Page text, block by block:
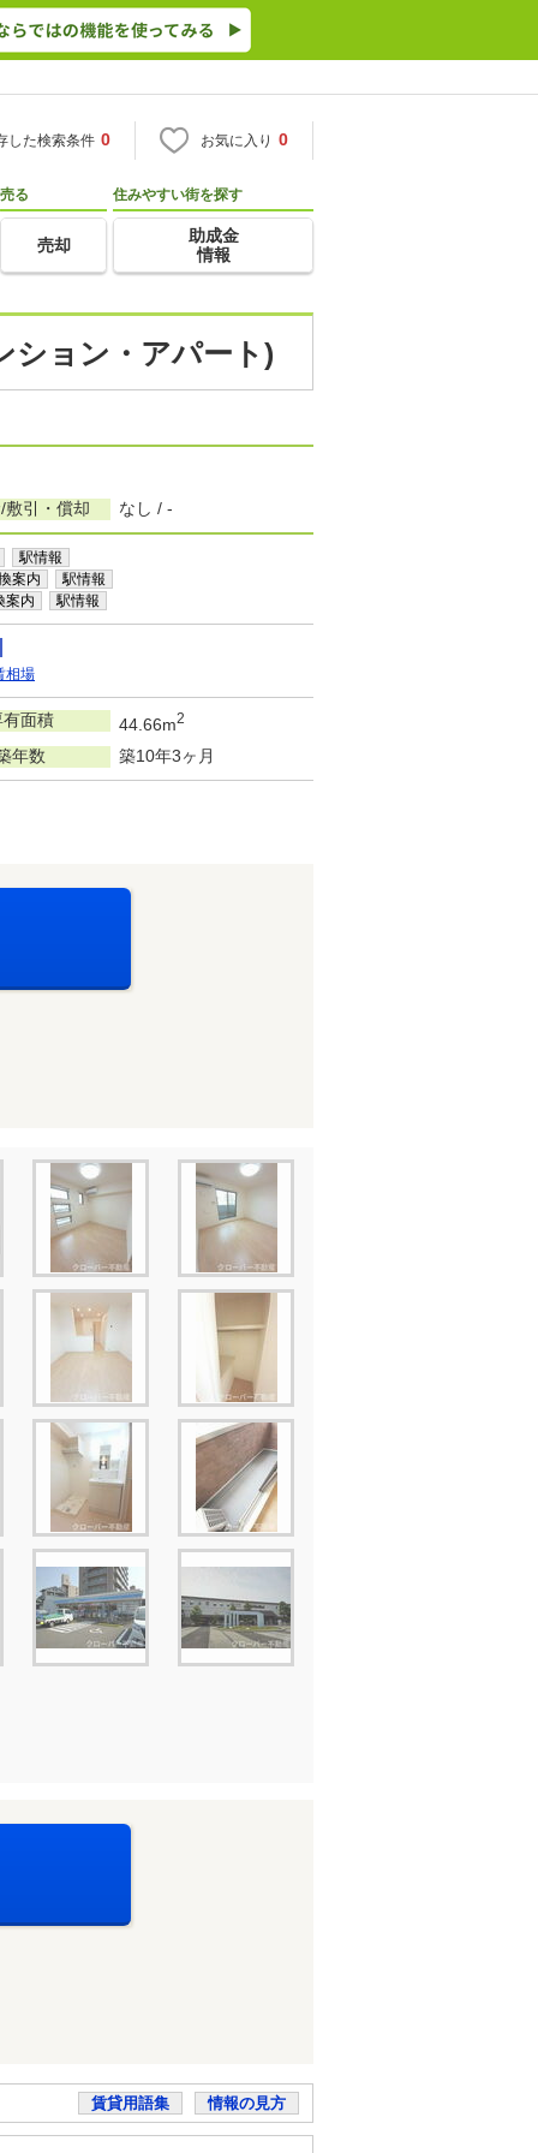
した検索条件 0 お気に入り 0
売る
売却
住みやすい街を探す
助成金
情報
ョン・アパート)
敷引・償却 なし / -
駅情報
案内 駅情報
案内 駅情報
相場
有面積 44.66m2
年数 築10年3ヶ月
賃貸用語集 情報の見方